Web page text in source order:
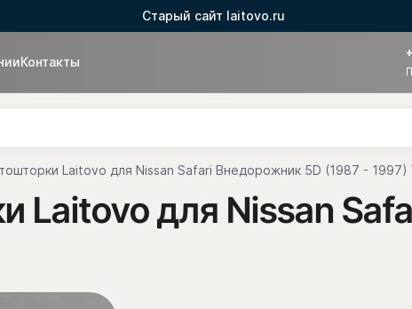
Старый сайт laitovo.ru
Контакты
Laitovo для Nissan Safari Внедорожник 5D (1987 - 1997)
Laitovo для Nissan